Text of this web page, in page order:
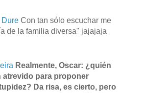
Con tan sólo escuchar me
de la familia diversa" jajajaja
Realmente, Oscar: ¿quién
atrevido para proponer
Da risa, es cierto, pero